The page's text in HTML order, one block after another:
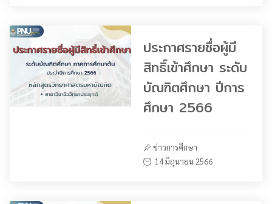
ประกาศรายชื่อผู้มี
สิทธิ์เข้าศึกษา ระดับ
บัณฑิตศึกษา ปีการ
ศึกษา 2566
ข่าวการศึกษา
14 มิถุนายน 2566